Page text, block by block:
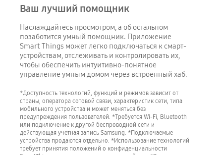
Ваш лучший помощник
Наслаждайтесь просмотром, а об остальном
позаботится умный помощник. Приложение
Smart Things может легко подключаться к смарт-
устройствам, отслеживать и контролировать их,
чтобы обеспечить интуитивно-понятное
управление умным домом через встроенный хаб.
*Доступность технологий, функций и режимов зависит от
страны, оператора сотовой связи, характеристик сети, типа
мобильного устройства и может меняться без
предупреждения пользователей. *Требуется Wi-Fi, Bluetooth
или подключение к другой беспроводной сети и
действующая учетная запись Samsung. *Подключаемые
устройства продаются отдельно. *Использование технологий
требует принятия положений о конфиденциальности